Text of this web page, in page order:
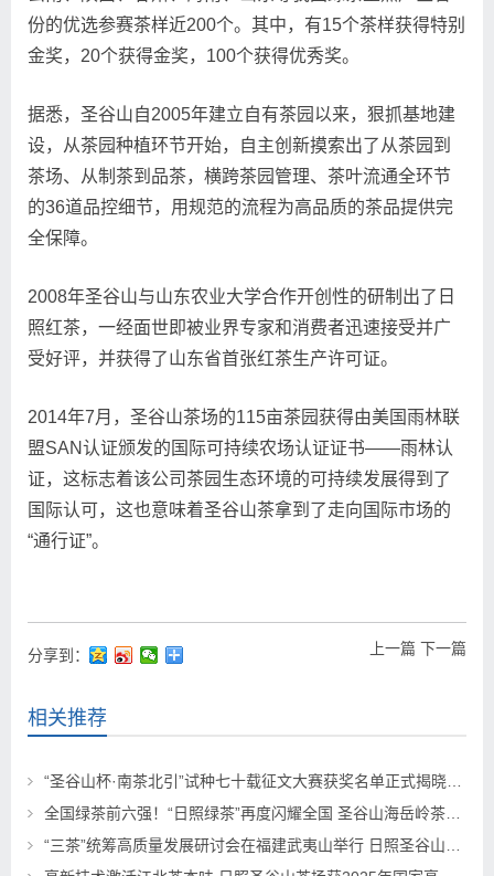
份的优选参赛茶样近200个。其中，有15个茶样获得特别
金奖，20个获得金奖，100个获得优秀奖。
据悉，圣谷山自2005年建立自有茶园以来，狠抓基地建
设，从茶园种植环节开始，自主创新摸索出了从茶园到
茶场、从制茶到品茶，横跨茶园管理、茶叶流通全环节
的36道品控细节，用规范的流程为高品质的茶品提供完
全保障。
2008年圣谷山与山东农业大学合作开创性的研制出了日
照红茶，一经面世即被业界专家和消费者迅速接受并广
受好评，并获得了山东省首张红茶生产许可证。
2014年7月，圣谷山茶场的115亩茶园获得由美国雨林联
盟SAN认证颁发的国际可持续农场认证证书——雨林认
证，这标志着该公司茶园生态环境的可持续发展得到了
国际认可，这也意味着圣谷山茶拿到了走向国际市场的
“通行证”。
上一篇 下一篇
分享到：
相关推荐